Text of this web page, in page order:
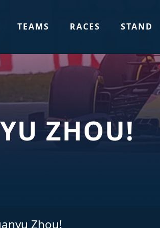
TEAMS RACES STAND
ZHOU!
Zhou!